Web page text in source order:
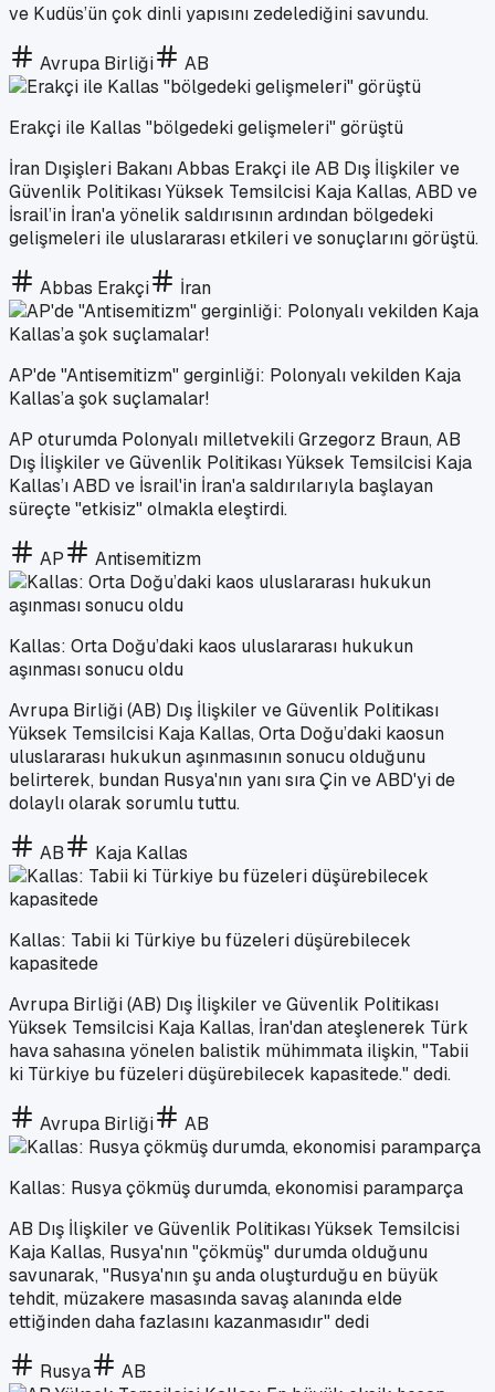
ve Kudüs’ün çok dinli yapısını zedelediğini savundu.
Avrupa Birliği AB
Erakçi ile Kallas "bölgedeki gelişmeleri" görüştü
İran Dışişleri Bakanı Abbas Erakçi ile AB Dış İlişkiler ve
Güvenlik Politikası Yüksek Temsilcisi Kaja Kallas, ABD ve
İsrail’in İran'a yönelik saldırısının ardından bölgedeki
gelişmeleri ile uluslararası etkileri ve sonuçlarını görüştü.
Abbas Erakçi İran
AP'de "Antisemitizm" gerginliği: Polonyalı vekilden Kaja
Kallas’a şok suçlamalar!
AP oturumda Polonyalı milletvekili Grzegorz Braun, AB
Dış İlişkiler ve Güvenlik Politikası Yüksek Temsilcisi Kaja
Kallas’ı ABD ve İsrail'in İran'a saldırılarıyla başlayan
süreçte "etkisiz" olmakla eleştirdi.
AP Antisemitizm
Kallas: Orta Doğu’daki kaos uluslararası hukukun
aşınması sonucu oldu
Avrupa Birliği (AB) Dış İlişkiler ve Güvenlik Politikası
Yüksek Temsilcisi Kaja Kallas, Orta Doğu’daki kaosun
uluslararası hukukun aşınmasının sonucu olduğunu
belirterek, bundan Rusya'nın yanı sıra Çin ve ABD'yi de
dolaylı olarak sorumlu tuttu.
AB Kaja Kallas
Kallas: Tabii ki Türkiye bu füzeleri düşürebilecek
kapasitede
Avrupa Birliği (AB) Dış İlişkiler ve Güvenlik Politikası
Yüksek Temsilcisi Kaja Kallas, İran'dan ateşlenerek Türk
hava sahasına yönelen balistik mühimmata ilişkin, "Tabii
ki Türkiye bu füzeleri düşürebilecek kapasitede." dedi.
Avrupa Birliği AB
Kallas: Rusya çökmüş durumda, ekonomisi paramparça
AB Dış İlişkiler ve Güvenlik Politikası Yüksek Temsilcisi
Kaja Kallas, Rusya'nın "çökmüş" durumda olduğunu
savunarak, "Rusya'nın şu anda oluşturduğu en büyük
tehdit, müzakere masasında savaş alanında elde
ettiğinden daha fazlasını kazanmasıdır" dedi
Rusya AB